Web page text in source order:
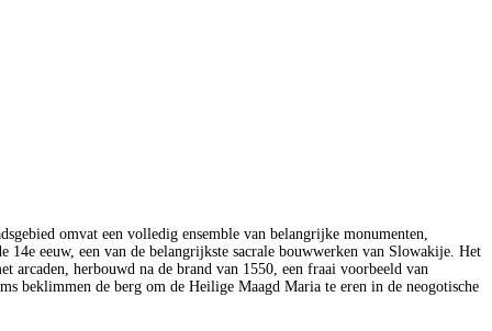
omvat een volledig ensemble van belangrijke monumenten,
eeuw, een van de belangrijkste sacrale bouwwerken van Slowakije. Het
arcaden, herbouwd na de brand van 1550, een fraai voorbeeld van
beklimmen de berg om de Heilige Maagd Maria te eren in de neogotische